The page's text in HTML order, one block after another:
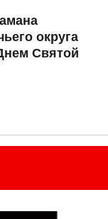
округа
Святой